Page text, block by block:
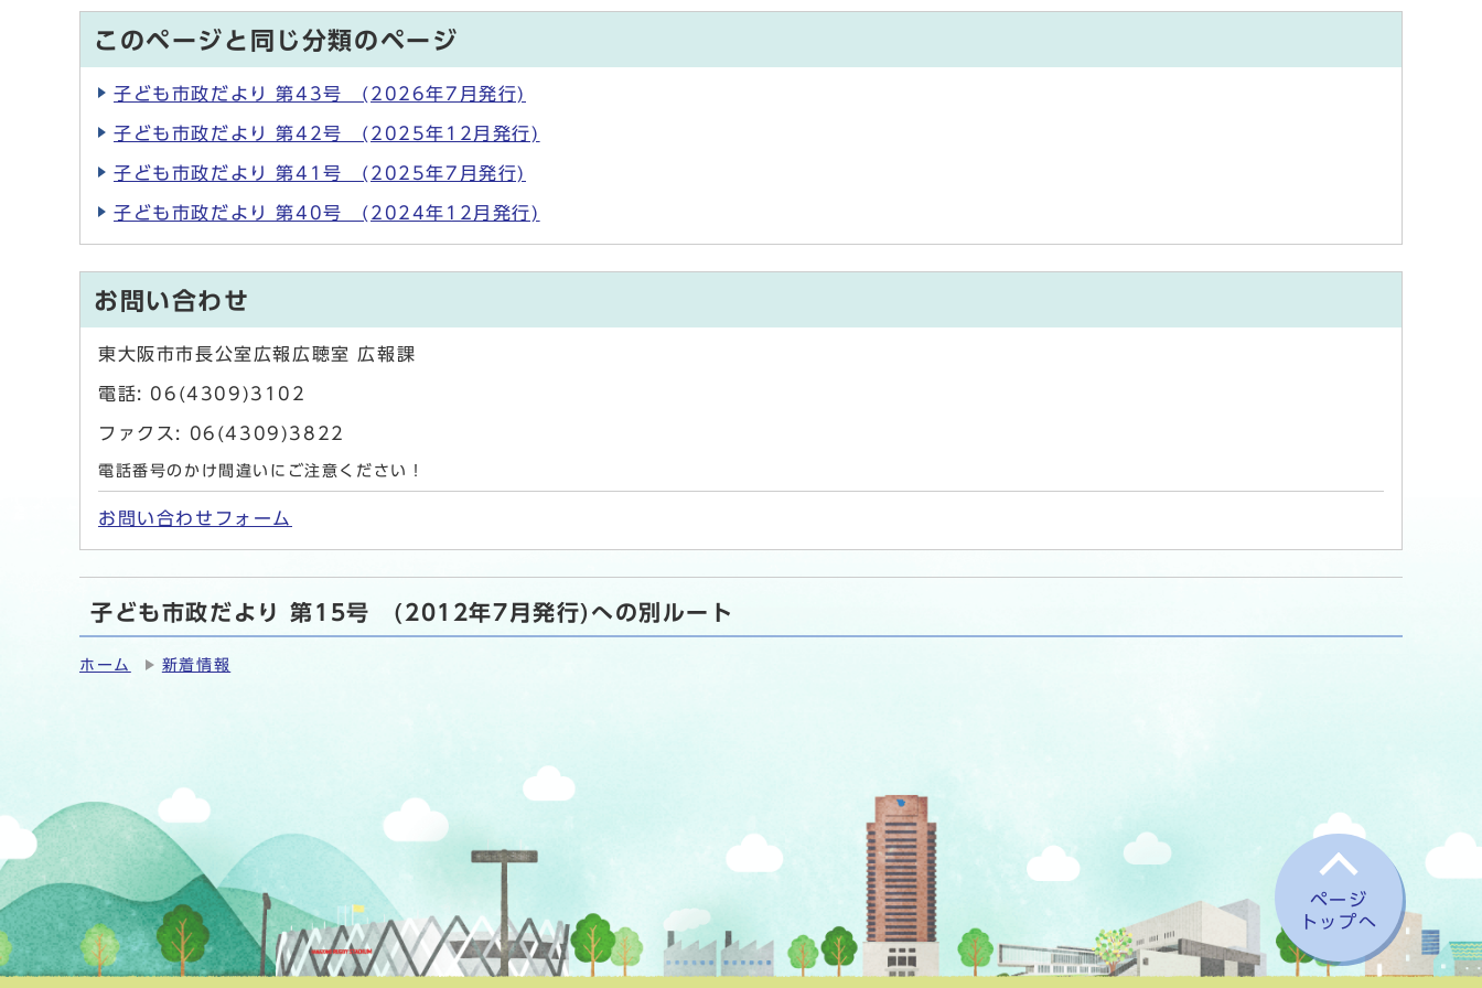
このページと同じ分類のページ
子ども市政だより 第43号 (2026年7月発行)
子ども市政だより 第42号 (2025年12月発行)
子ども市政だより 第41号 (2025年7月発行)
子ども市政だより 第40号 (2024年12月発行)
お問い合わせ
東大阪市市長公室広報広聴室 広報課
電話: 06(4309)3102
ファクス: 06(4309)3822
電話番号のかけ間違いにご注意ください！
お問い合わせフォーム
子ども市政だより 第15号 (2012年7月発行)への別ルート
ホーム 新着情報
ページ
トップへ